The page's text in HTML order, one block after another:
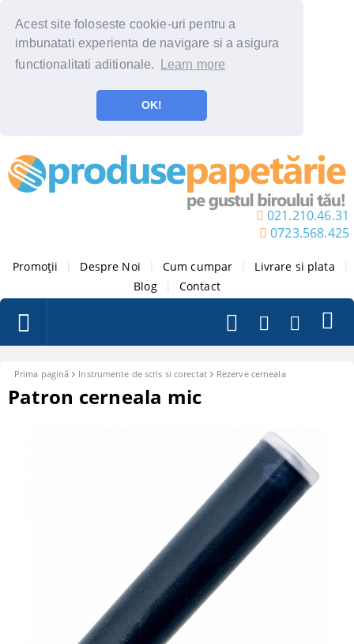
Acest site foloseste cookie-uri pentru a
imbunatati experienta de navigare si a asigura
functionalitati aditionale.
Learn more
OK!
021.210.46.31
0723.568.425
Promoții Despre Noi Cum cumpar Livrare si plata
Blog
Contact
Prima pagină Instrumente de scris si corectat Rezerve cerneala
Patron cerneala mic